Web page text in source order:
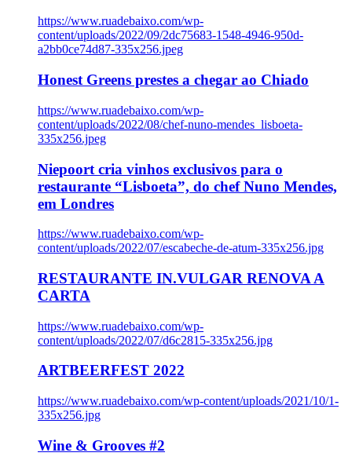
https://www.ruadebaixo.com/wp-
content/uploads/2022/09/2dc75683-1548-4946-950d-
a2bb0ce74d87-335x256.jpeg
Honest Greens prestes a chegar ao Chiado
https://www.ruadebaixo.com/wp-
content/uploads/2022/08/chef-nuno-mendes_lisboeta-
335x256.jpeg
Niepoort cria vinhos exclusivos para o
restaurante “Lisboeta”, do chef Nuno Mendes,
em Londres
https://www.ruadebaixo.com/wp-
content/uploads/2022/07/escabeche-de-atum-335x256.jpg
RESTAURANTE IN.VULGAR RENOVA A
CARTA
https://www.ruadebaixo.com/wp-
content/uploads/2022/07/d6c2815-335x256.jpg
ARTBEERFEST 2022
https://www.ruadebaixo.com/wp-content/uploads/2021/10/1-
335x256.jpg
Wine & Grooves #2